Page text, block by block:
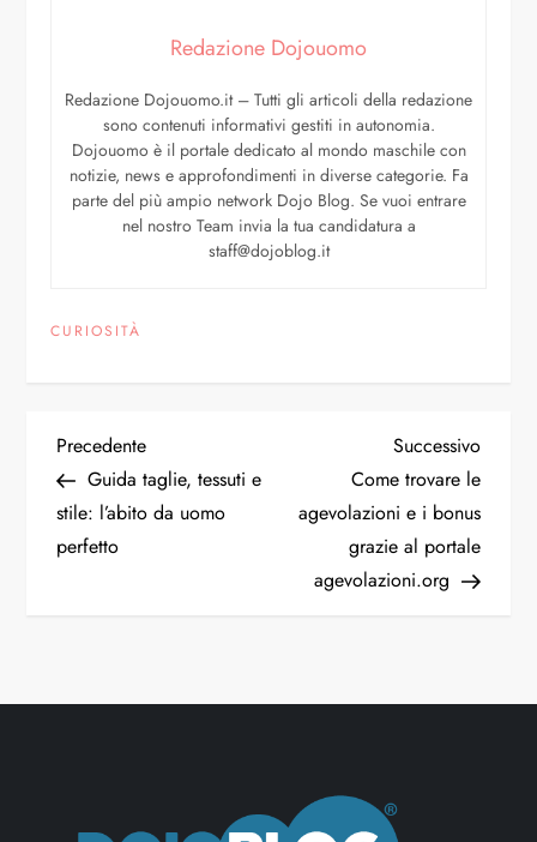
Redazione Dojouomo
Redazione Dojouomo.it – Tutti gli articoli della redazione
sono contenuti informativi gestiti in autonomia.
Dojouomo è il portale dedicato al mondo maschile con
notizie, news e approfondimenti in diverse categorie. Fa
parte del più ampio network Dojo Blog. Se vuoi entrare
nel nostro Team invia la tua candidatura a
staff@dojoblog.it
CURIOSITÀ
Precedente
Guida taglie, tessuti e
stile: l’abito da uomo
perfetto
Successivo
Come trovare le
agevolazioni e i bonus
grazie al portale
agevolazioni.org